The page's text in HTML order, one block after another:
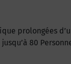
prolongées
80